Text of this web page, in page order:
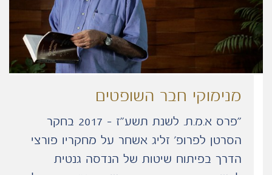
מנימוקי חבר השופטים
“פרס א.מ.ת. לשנת תשע״ז - 2017 בחקר
הסרטן לפרופ' זליג אשחר על מחקריו פורצי
הדרך בפיתוח שיטות של הנדסה גנטית